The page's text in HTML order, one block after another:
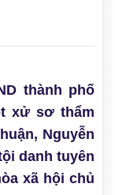
thành phố
xử sơ thẩm
Nguyễn
danh tuyên
xã hội chủ